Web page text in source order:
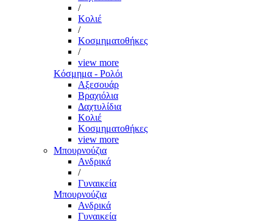
/
Κολιέ
/
Κοσμηματοθήκες
/
view more
Κόσμημα - Ρολόι
Αξεσουάρ
Βραχιόλια
Δαχτυλίδια
Κολιέ
Κοσμηματοθήκες
view more
Μπουρνούζια
Ανδρικά
/
Γυναικεία
Μπουρνούζια
Ανδρικά
Γυναικεία